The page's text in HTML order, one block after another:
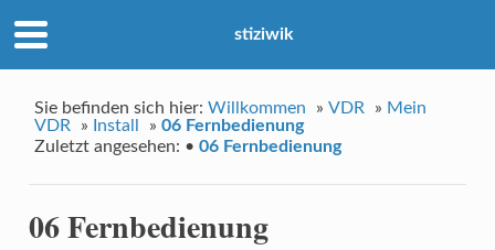
stiziwik
Sie befinden sich hier:Willkommen »VDR » Mein
VDR
» Install »06 Fernbedienung
Zuletzt angesehen: • 06 Fernbedienung
06 Fernbedienung